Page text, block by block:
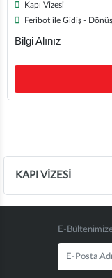
Kapı Vizesi
Feribot ile Gidiş - Dönüş
Bilgi Alınız
KAPI VİZESİ
E-